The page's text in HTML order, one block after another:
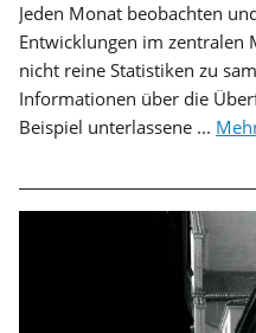
Jeden Monat beobachten
Entwicklungen im zentralen
nicht reine Statistiken zu
Informationen über die
Beispiel unterlassene ...